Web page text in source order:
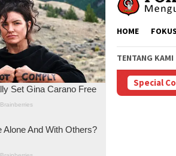
HOME
TENTANG KAMI
Special
Subsidi Aniaya Wartawan, Berujung